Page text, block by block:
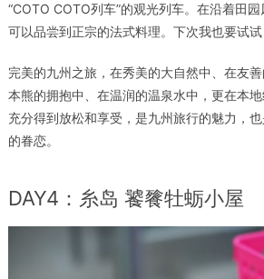
“COTO COTO列车”的观光列车。在沿着田
可以品尝到正宗的法式料理。下次我也要试试
完美的九州之旅，在秀美的大自然中、在友
本熊的拥抱中、在温润的温泉水中，更在本地
充分得到放松和享受，是九州旅行的魅力，
的眷恋。
DAY4：糸岛 饕餮牡蛎小屋